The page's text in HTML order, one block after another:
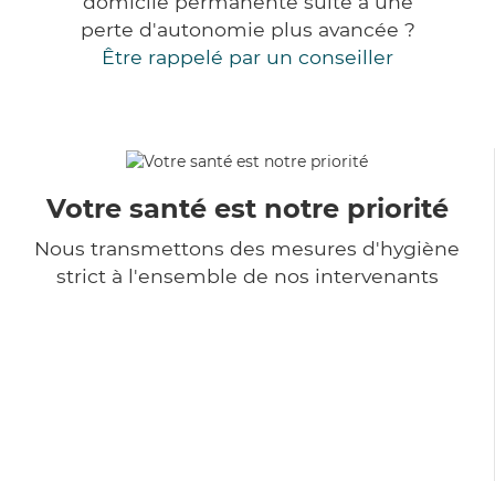
perte d'autonomie plus avancée ?
Être rappelé par un conseiller
Votre santé est notre priorité
Nous transmettons des mesures d'hygiène
strict à l'ensemble de nos intervenants